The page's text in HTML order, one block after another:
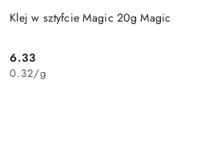
Klej w sztyfcie Magic 20g Magic
Cena:
6.33
0.32/g